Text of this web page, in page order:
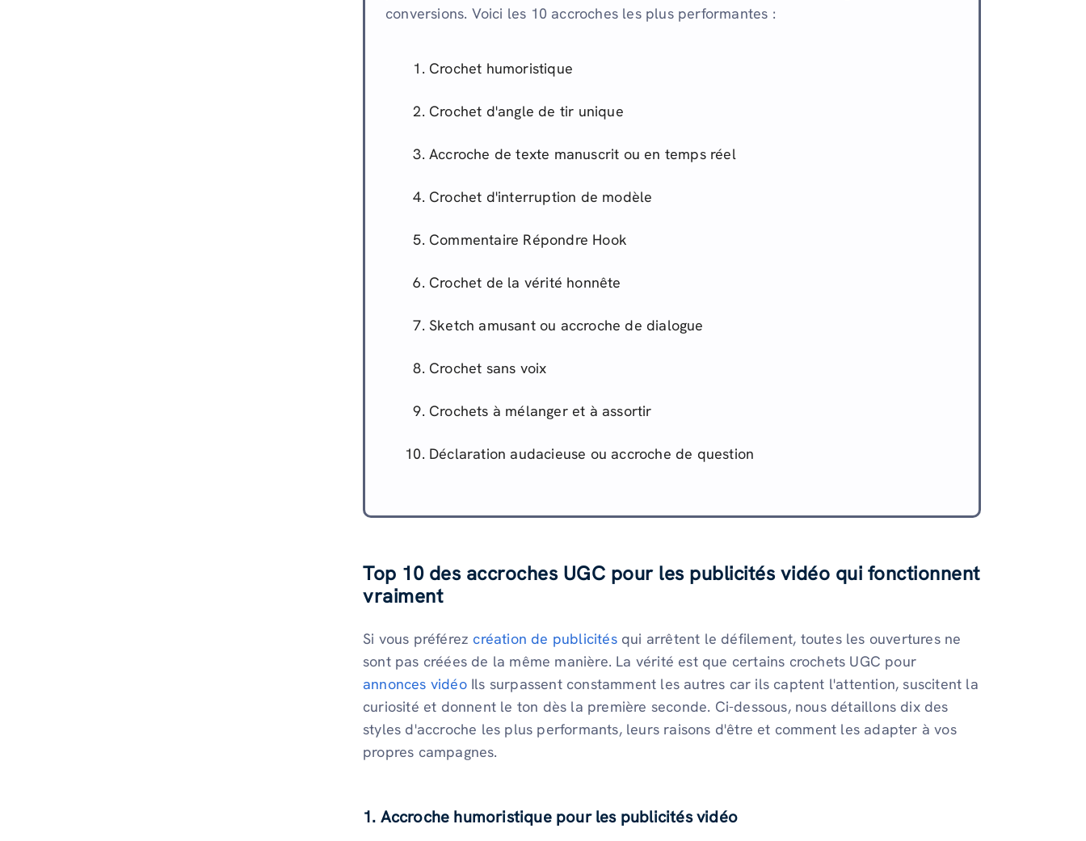
conversions. Voici les 10 accroches les plus performantes :
Crochet humoristique
Crochet d'angle de tir unique
Accroche de texte manuscrit ou en temps réel
Crochet d'interruption de modèle
Commentaire Répondre Hook
Crochet de la vérité honnête
Sketch amusant ou accroche de dialogue
Crochet sans voix
Crochets à mélanger et à assortir
Déclaration audacieuse ou accroche de question
Top 10 des accroches UGC pour les publicités vidéo qui fonctionnent
vraiment
Si vous préférez création de publicitésqui arrêtent le défilement, toutes les ouvertures ne
sont pas créées de la même manière. La vérité est que certains crochets UGC pour
annonces vidéoIls surpassent constamment les autres car ils captent l'attention, suscitent la
curiosité et donnent le ton dès la première seconde. Ci-dessous, nous détaillons dix des
styles d'accroche les plus performants, leurs raisons d'être et comment les adapter à vos
propres campagnes.
1. Accroche humoristique pour les publicités vidéo